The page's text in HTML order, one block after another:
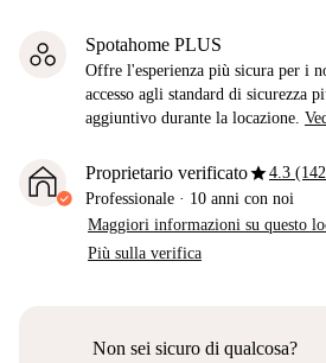
Spotahome PLUS
Offre l'esperienza più sicura per i
accesso agli standard di sicurezza
aggiuntivo durante la locazione.
Proprietario verificatostar4.3
Professionale · 10 anni con noi
Maggiori informazioni su questo
Più sulla verifica
Non sei sicuro di qualcosa?